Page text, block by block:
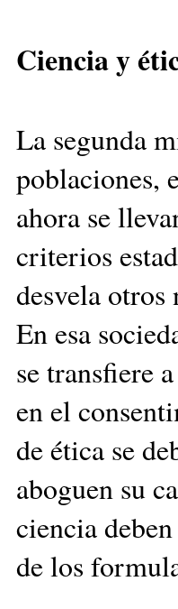
Ciencia y
La segunda
poblaciones,
ahora se
criterios
desvela otros
En esa
se transfiere
en el
de ética se
aboguen su
ciencia
de los